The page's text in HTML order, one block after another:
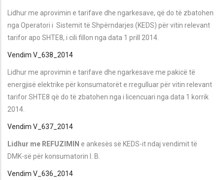
Lidhur me aprovimin e tarifave dhe ngarkesave, që do të zbatohen
nga Operatori i Sistemit të Shpërndarjes (KEDS) për vitin relevant
tarifor apo SHTE8, i cili fillon nga data 1 prill 2014.
Vendim V_638_2014
Lidhur me aprovimin e tarifave dhe ngarkesave me pakicë të
energjisë elektrike për konsumatorët e rregulluar për vitin relevant
tarifor SHTE8 që do të zbatohen nga i licencuari nga data 1 korrik
2014.
Vendim V_637_2014
Lidhur me REFUZIMIN e ankesës së KEDS-it ndaj vendimit të
DMK-së për konsumatorin I. B.
Vendim V_636_2014